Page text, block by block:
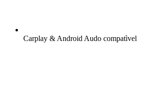
Carplay & Android Audo compatìvel